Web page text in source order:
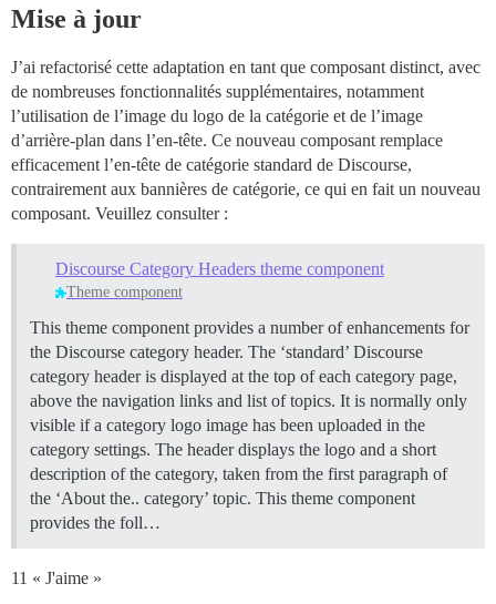
Mise à jour
J’ai refactorisé cette adaptation en tant que composant distinct, avec
de nombreuses fonctionnalités supplémentaires, notamment
l’utilisation de l’image du logo de la catégorie et de l’image
d’arrière-plan dans l’en-tête. Ce nouveau composant remplace
efficacement l’en-tête de catégorie standard de Discourse,
contrairement aux bannières de catégorie, ce qui en fait un nouveau
composant. Veuillez consulter :
Discourse Category Headers theme component
Theme component
This theme component provides a number of enhancements for
the Discourse category header. The ‘standard’ Discourse
category header is displayed at the top of each category page,
above the navigation links and list of topics. It is normally only
visible if a category logo image has been uploaded in the
category settings. The header displays the logo and a short
description of the category, taken from the first paragraph of
the ‘About the.. category’ topic. This theme component
provides the foll…
11 « J'aime »